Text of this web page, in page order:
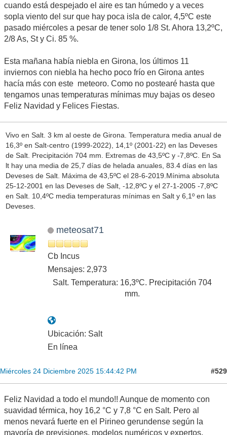
cuando está despejado el aire es tan húmedo y a veces
sopla viento del sur que hay poca isla de calor, 4,5ºC este
pasado miércoles a pesar de tener solo 1/8 St. Ahora 13,2ºC,
2/8 As, St y Ci. 85 %.
Esta mañana había niebla en Girona, los últimos 11
inviernos con niebla ha hecho poco frío en Girona antes
hacía más con este meteoro. Como no postearé hasta que
tengamos unas temperaturas mínimas muy bajas os deseo
Feliz Navidad y Felices Fiestas.
Vivo en Salt. 3 km al oeste de Girona. Temperatura media anual de
16,3º en Salt-centro (1999-2022), 14,1º (2001-22) en las Deveses
de Salt. Precipitación 704 mm. Extremas de 43,5ºC y -7,8ºC. En Sa
lt hay una media de 25,7 días de helada anuales, 83.4 días en las
Deveses de Salt. Máxima de 43,5ºC el 28-6-2019.Mínima absoluta
25-12-2001 en las Deveses de Salt, -12,8ºC y el 27-1-2005 -7,8ºC
en Salt. 10,4ºC media temperaturas mínimas en Salt y 6,1º en las
Deveses.
meteosat71
Cb Incus
Mensajes: 2,973
Salt. Temperatura: 16,3ºC. Precipitación 704
mm.
Ubicación: Salt
En línea
Miércoles 24 Diciembre 2025 15:44:42 PM #529
Feliz Navidad a todo el mundo!! Aunque de momento con
suavidad térmica, hoy 16,2 °C y 7,8 °C en Salt. Pero al
menos nevará fuerte en el Pirineo gerundense según la
mayoría de previsiones, modelos numéricos y expertos,